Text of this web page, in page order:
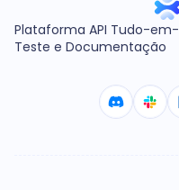
Plataforma API Tudo-
Teste e Documentação